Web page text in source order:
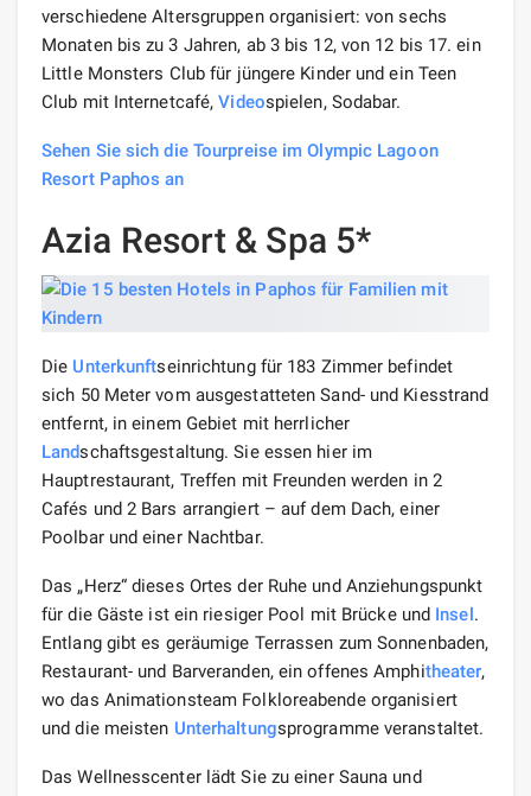
verschiedene Altersgruppen organisiert: von sechs
Monaten bis zu 3 Jahren, ab 3 bis 12, von 12 bis 17. ein
Little Monsters Club für jüngere Kinder und ein Teen
Club mit Internetcafé,Videospielen, Sodabar.
Sehen Sie sich die Tourpreise im Olympic Lagoon
Resort Paphos an
Azia Resort & Spa 5*
Die Unterkunftseinrichtung für 183 Zimmer befindet
sich 50 Meter vom ausgestatteten Sand- und Kiesstrand
entfernt, in einem Gebiet mit herrlicher
Landschaftsgestaltung. Sie essen hier im
Hauptrestaurant, Treffen mit Freunden werden in 2
Cafés und 2 Bars arrangiert – auf dem Dach, einer
Poolbar und einer Nachtbar.
Das „Herz“ dieses Ortes der Ruhe und Anziehungspunkt
für die Gäste ist ein riesiger Pool mit Brücke und Insel.
Entlang gibt es geräumige Terrassen zum Sonnenbaden,
Restaurant- und Barveranden, ein offenes Amphitheater,
wo das Animationsteam Folkloreabende organisiert
und die meisten Unterhaltungsprogramme veranstaltet.
Das Wellnesscenter lädt Sie zu einer Sauna und